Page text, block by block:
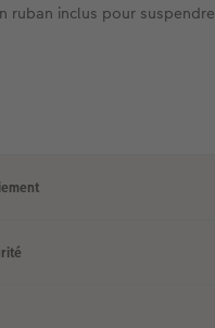
ruban inclus pour suspendre